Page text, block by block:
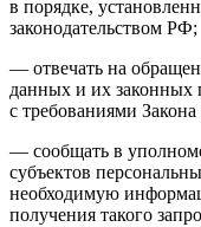
в порядке,
законодательством РФ;
— отвечать на
данных и их законных
с требованиями
— сообщать в
субъектов
необходимую
получения такого